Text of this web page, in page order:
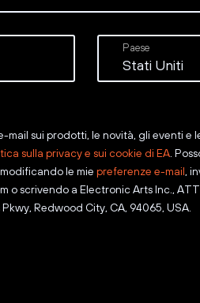
mail sui prodotti, le novità, gli eventi e
sulla privacy e sui cookie di EA.
le mie preferenze e-mail,
o scrivendo a Electronic Arts Inc.,
Redwood City, CA, 94065, USA.